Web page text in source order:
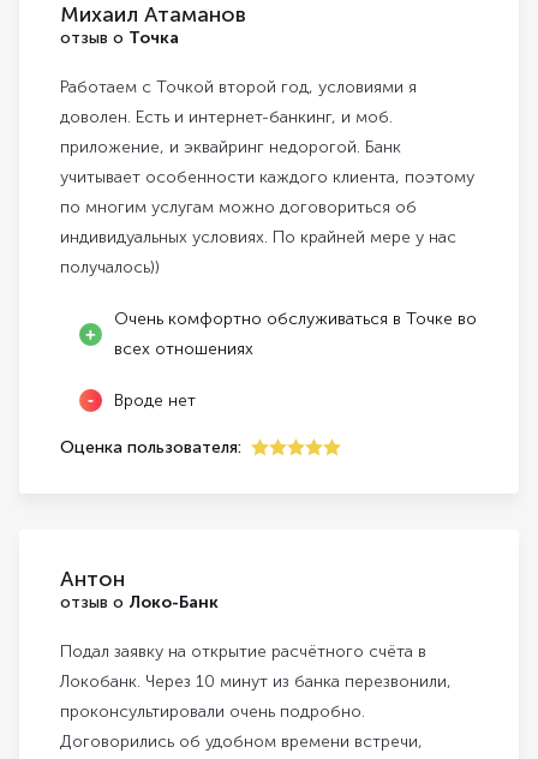
Михаил Атаманов
отзыв о Точка
Работаем с Точкой второй год, условиями я
доволен. Есть и интернет-банкинг, и моб.
приложение, и эквайринг недорогой. Банк
учитывает особенности каждого клиента, поэтому
по многим услугам можно договориться об
индивидуальных условиях. По крайней мере у нас
получалось))
Очень комфортно обслуживаться в Точке во
всех отношениях
Вроде нет
Оценка пользователя:
Антон
отзыв о Локо-Банк
Подал заявку на открытие расчётного счёта в
Локобанк. Через 10 минут из банка перезвонили,
проконсультировали очень подробно.
Договорились об удобном времени встречи,